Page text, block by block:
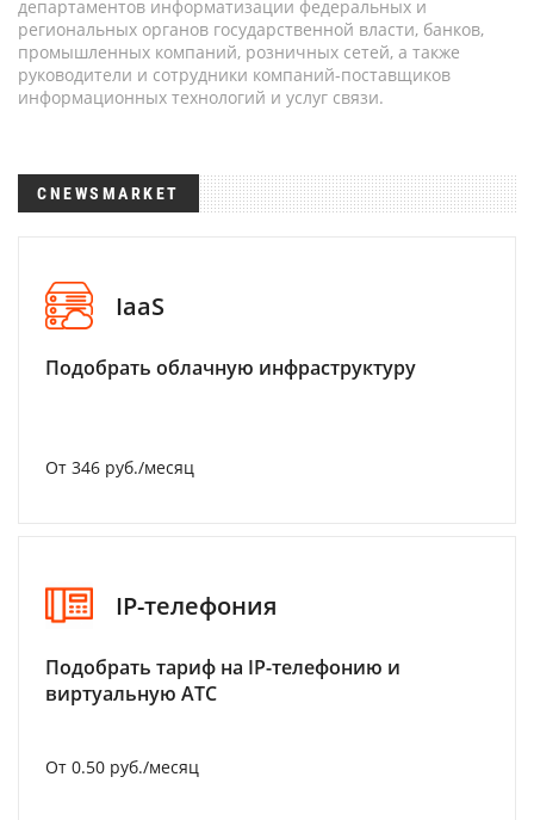
департаментов информатизации федеральных и
региональных органов государственной власти, банков,
промышленных компаний, розничных сетей, а также
руководители и сотрудники компаний-поставщиков
информационных технологий и услуг связи.
CNEWSMARKET
IaaS
Подобрать облачную инфраструктуру
От 346 руб./месяц
IP-телефония
Подобрать тариф на IP-телефонию и
виртуальную АТС
От 0.50 руб./месяц